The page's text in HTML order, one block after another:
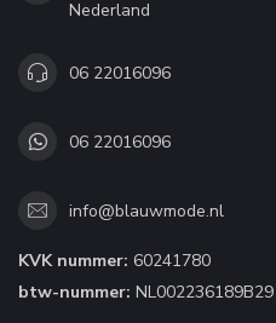
Nederland
06 22016096
06 22016096
info@blauwmode.nl
KVK nummer: 60241780
btw-nummer: NL002236189B29